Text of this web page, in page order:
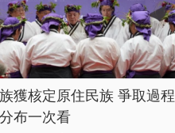
獲核定原住民族 爭取過程
布一次看